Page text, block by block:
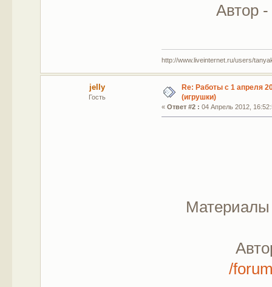
Автор -
http://www.liveinternet.ru/users/
jelly
Гость
Re: Работы с 1 апреля
(игрушки)
«Ответ #2 : 04 Апрель 2012,
Материалы
/